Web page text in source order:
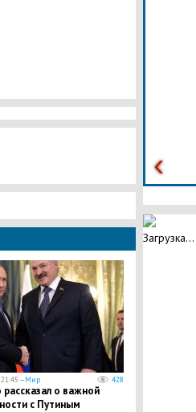
21:45 —Мир 428
о важной
с Путиным
Загрузка...